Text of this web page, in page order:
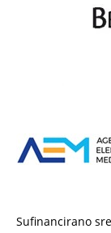
Sufinancirano